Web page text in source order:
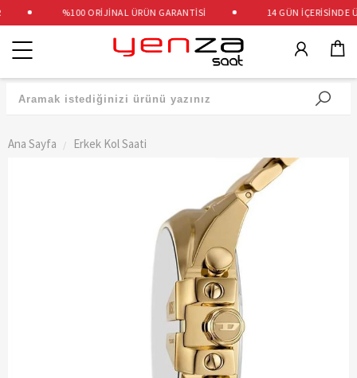
%100 ORİJİNAL ÜRÜN GARANTİSİ 14 GÜN İÇERİSİNDE
Kategoriler
Ana Sayfa Erkek Kol Saati